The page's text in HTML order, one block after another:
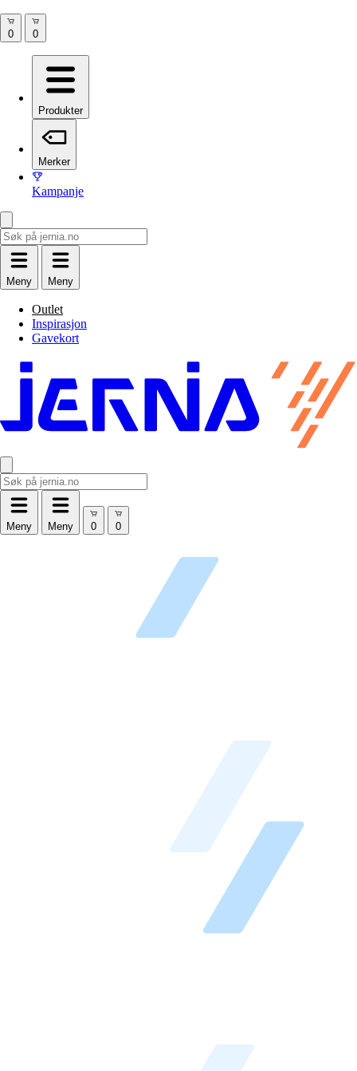
Produkter
Merker
Kampanje
Meny Meny
Outlet
Inspirasjon
Gavekort
Meny Meny